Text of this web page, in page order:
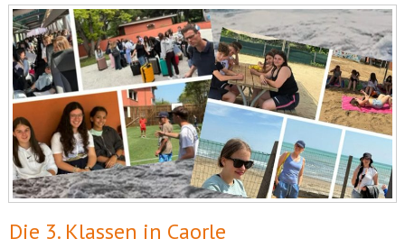
Die 3. Klassen in Caorle